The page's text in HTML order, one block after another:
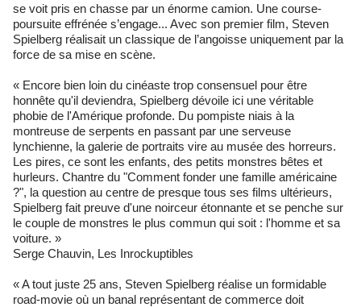
se voit pris en chasse par un énorme camion. Une course-
poursuite effrénée s’engage... Avec son premier film, Steven
Spielberg réalisait un classique de l’angoisse uniquement par la
force de sa mise en scène.
« Encore bien loin du cinéaste trop consensuel pour être
honnête qu'il deviendra, Spielberg dévoile ici une véritable
phobie de l'Amérique profonde. Du pompiste niais à la
montreuse de serpents en passant par une serveuse
lynchienne, la galerie de portraits vire au musée des horreurs.
Les pires, ce sont les enfants, des petits monstres bêtes et
hurleurs. Chantre du "Comment fonder une famille américaine
?", la question au centre de presque tous ses films ultérieurs,
Spielberg fait preuve d'une noirceur étonnante et se penche sur
le couple de monstres le plus commun qui soit : l'homme et sa
voiture. »
Serge Chauvin, Les Inrockuptibles
« A tout juste 25 ans, Steven Spielberg réalise un formidable
road-movie où un banal représentant de commerce doit